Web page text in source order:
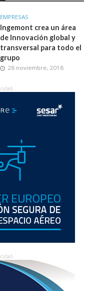
EMPRESAS
Ingemont crea un área
de Innovación global y
transversal para todo el
grupo
28 noviembre, 2018